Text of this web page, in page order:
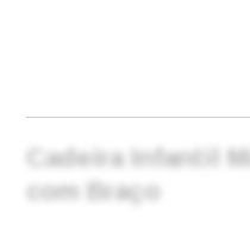
Cadeira Infantil
com Braço